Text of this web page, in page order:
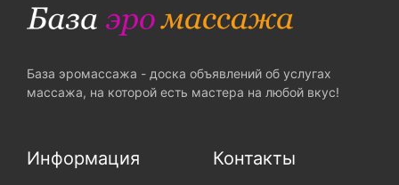
База эромассажа - доска объявлений об услугах
массажа, на которой есть мастера на любой вкус!
Информация Контакты